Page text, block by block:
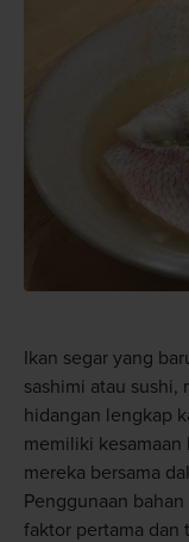
Ikan segar yang
sashimi atau sushi,
hidangan lengkap
memiliki kesamaan
mereka bersama
Penggunaan
faktor pertama dan